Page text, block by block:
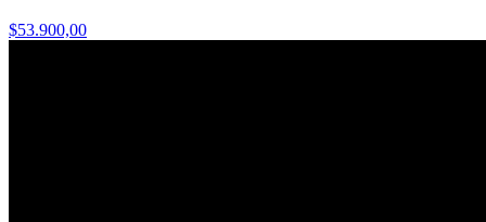
$53.900,00